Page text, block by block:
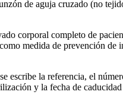
de aguja cruzado (no
corporal completo de
medida de prevención de
escribe la referencia, el
y la fecha de